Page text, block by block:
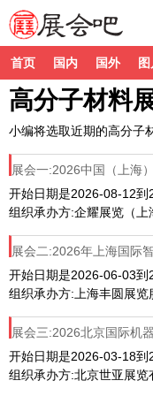
首页 国内 国外
高分子材料
小编将选取近期的高分子
展会一:2026中国（上海
开始日期是2026-08-12到
组织承办方:企耀展览（上
展会二:2026年上海国际
开始日期是2026-06-03到
组织承办方:上海丰圆展览
展会三:2026北京国际机
开始日期是2026-03-18到
组织承办方:北京世亚展览